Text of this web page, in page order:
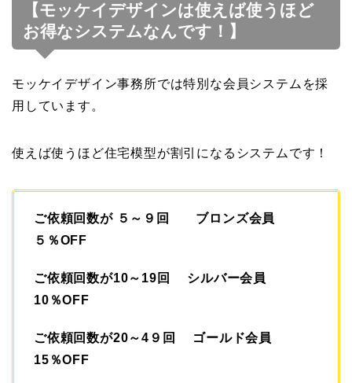
【モッケイデザインは使えば使うほど
お得なシステムなんです！】
モッケイデザイン事務所では特別な会員システムを採
用しています。
使えば使うほど住宅模型が割引になるシステムです！
ご依頼回数が ５～９回 ブロンズ会員
５％OFF
ご依頼回数が10～19回 シルバー会員
10％OFF
ご依頼回数が20～4９回 ゴールド会員
15％OFF